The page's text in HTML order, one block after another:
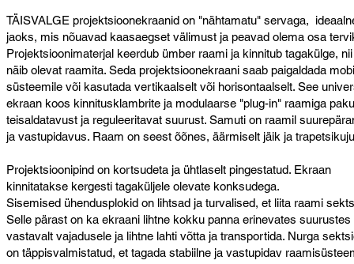
TÄISVALGE projektsioonekraanid on "nähtamatu" servaga,
jaoks, mis nõuavad kaasaegset välimust ja peavad olema osa
Projektsioonimaterjal keerdub ümber raami ja kinnitub tagakülge,
näib olevat raamita. Seda projektsioonekraani saab paigaldada
süsteemile või kasutada vertikaalselt või horisontaalselt. See
ekraan koos kinnitusklambrite ja modulaarse "plug-in" raamiga
teisaldatavust ja reguleeritavat suurust. Samuti on raamil
ja vastupidavus. Raam on seest õõnes, äärmiselt jäik ja
Projektsioonipind on kortsudeta ja ühtlaselt pingestatud. Ekraan
kinnitatakse kergesti tagaküljele olevate konksudega.
Sisemised ühendusplokid on lihtsad ja turvalised, et liita raami
Selle pärast on ka ekraani lihtne kokku panna erinevates suurustes
vastavalt vajadusele ja lihtne lahti võtta ja transportida. Nurga
on täppisvalmistatud, et tagada stabiilne ja vastupidav